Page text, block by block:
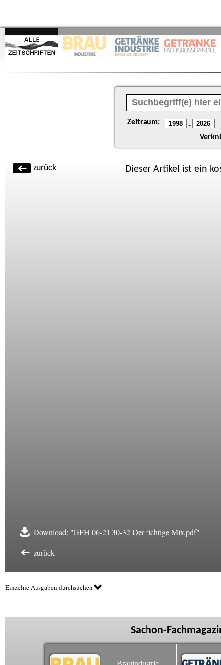
Zeitraum: -
zurück Dieser Artikel ist ein
Download: "GFH 06-21 30-32 Der richtige Mix.pdf"
zurück
Einzelne Ausgaben durchsuchen
Sachon-
Brauindustrie